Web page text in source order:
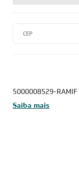
5000008529-
Saiba mais